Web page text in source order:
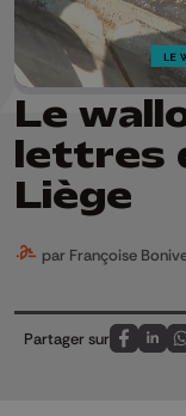
Le
lettres
Liège
par Françoise
Partager sur
Partagez